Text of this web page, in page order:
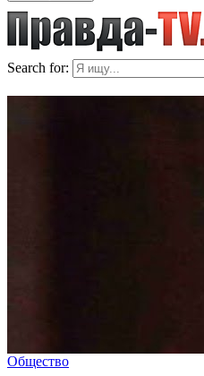
Search for:
Общество